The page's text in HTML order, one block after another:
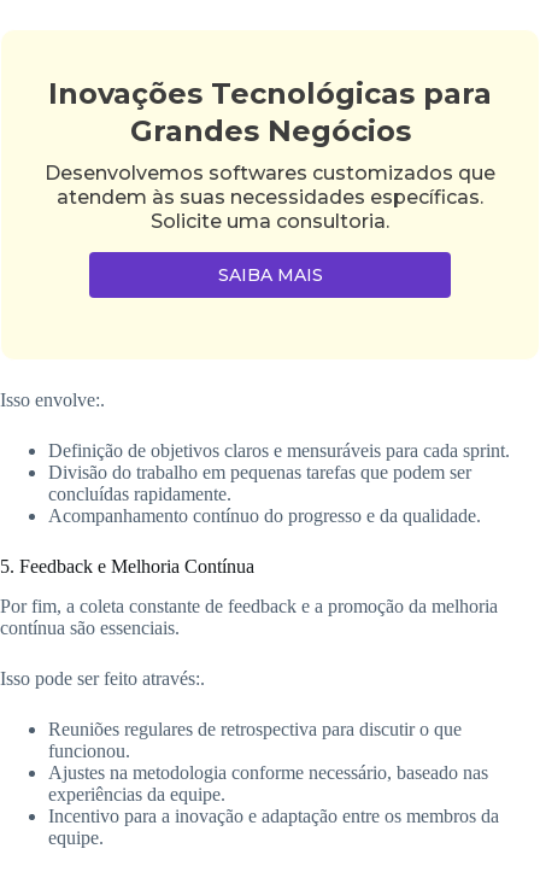
Inovações Tecnológicas para
Grandes Negócios
Desenvolvemos softwares customizados que
atendem às suas necessidades específicas.
Solicite uma consultoria.
SAIBA MAIS
Isso envolve:.
Definição de objetivos claros e mensuráveis para cada sprint.
Divisão do trabalho em pequenas tarefas que podem ser
concluídas rapidamente.
Acompanhamento contínuo do progresso e da qualidade.
5. Feedback e Melhoria Contínua
Por fim, a coleta constante de feedback e a promoção da melhoria
contínua são essenciais.
Isso pode ser feito através:.
Reuniões regulares de retrospectiva para discutir o que
funcionou.
Ajustes na metodologia conforme necessário, baseado nas
experiências da equipe.
Incentivo para a inovação e adaptação entre os membros da
equipe.